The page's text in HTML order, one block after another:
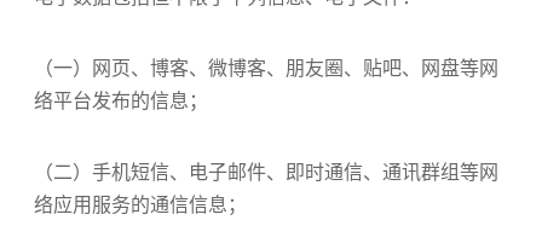
（一）网页、博客、微博客、朋友圈、贴吧、网盘等网
络平台发布的信息；
（二）手机短信、电子邮件、即时通信、通讯群组等网
络应用服务的通信信息；